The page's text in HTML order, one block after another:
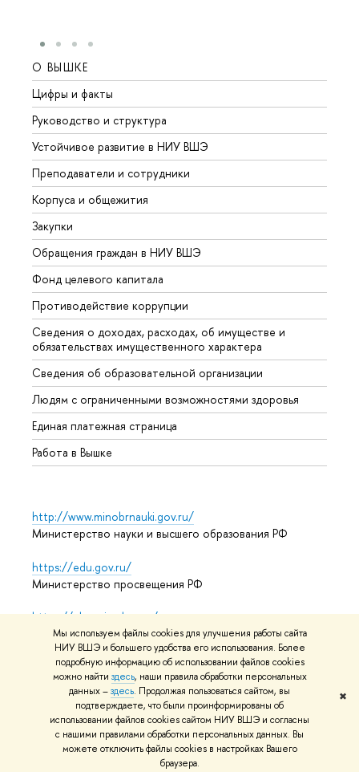
Мы используем файлы cookies для улучшения работы сайта
НИУ ВШЭ и большего удобства его использования. Более
подробную информацию об использовании файлов cookies
можно найти здесь, наши правила обработки персональных
данных –здесь. Продолжая пользоваться сайтом, вы
подтверждаете, что были проинформированы об
использовании файлов cookies сайтом НИУ ВШЭ и согласны
с нашими правилами обработки персональных данных. Вы
можете отключить файлы cookies в настройках Вашего
браузера.
✖
О ВЫШКЕ
Цифры и факты
Руководство и структура
Устойчивое развитие в НИУ ВШЭ
Преподаватели и сотрудники
Корпуса и общежития
Закупки
Обращения граждан в НИУ ВШЭ
Фонд целевого капитала
Противодействие коррупции
Сведения о доходах, расходах, об имуществе и
обязательствах имущественного характера
Сведения об образовательной организации
Людям с ограниченными возможностями здоровья
Единая платежная страница
Работа в Вышке
http://www.minobrnauki.gov.ru/
Министерство науки и высшего образования РФ
https://edu.gov.ru/
Министерство просвещения РФ
https://elearning.hse.ru/mooc
Массовые открытые онлайн-курсы
© НИУ ВШЭ 1993–2026 Адреса и контактыУсловия
использования материаловПолитика конфиденциальности
Карта сайта
Редактору